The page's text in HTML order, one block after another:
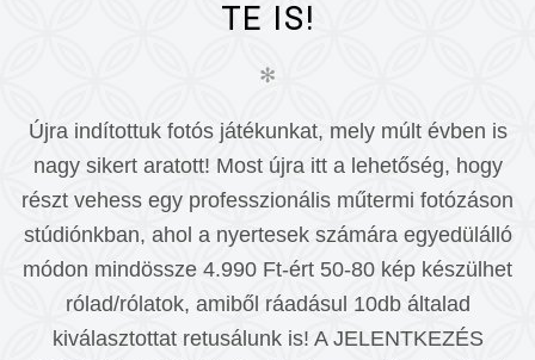
TE IS!
✻
Újra indítottuk fotós játékunkat, mely múlt évben is
nagy sikert aratott! Most újra itt a lehetőség, hogy
részt vehess egy professzionális műtermi fotózáson
stúdiónkban, ahol a nyertesek számára egyedülálló
módon mindössze 4.990 Ft-ért 50-80 kép készülhet
rólad/rólatok, amiből ráadásul 10db általad
kiválasztottat retusálunk is! A JELENTKEZÉS